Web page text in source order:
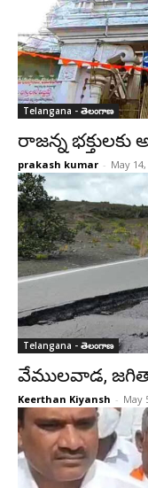
Telangana - తెలంగాణ
రాజన్న
prakash kumar - May
Telangana - తెలంగాణ
వేములవాడ,
Keerthan Kiyansh - May